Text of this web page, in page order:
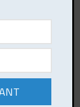
?
choc ?